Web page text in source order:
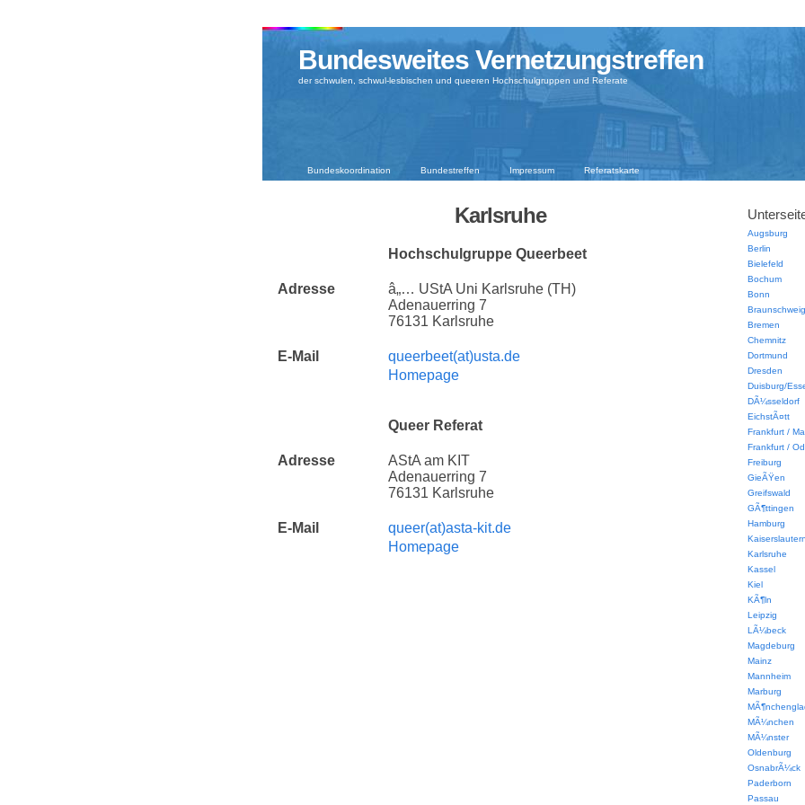
Bundesweites Vernetzungstreffen
der schwulen, schwul-lesbischen und queeren Hochschulgruppen und Referate
Bundeskoordination Bundestreffen Impressum Referatskarte
Karlsruhe
Hochschulgruppe Queerbeet
Adresse
â„… UStA Uni Karlsruhe (TH)
Adenauerring 7
76131 Karlsruhe
E-Mail
queerbeet(at)usta.de
Homepage
Queer Referat
Adresse
AStA am KIT
Adenauerring 7
76131 Karlsruhe
E-Mail
queer(at)asta-kit.de
Homepage
Augsburg
Berlin
Bielefeld
Bochum
Bonn
Braunschweig
Bremen
Chemnitz
Dortmund
Dresden
Duisburg/
DÃ¼sseldorf
EichstÃ¤tt
Frankfurt /
Frankfurt /
Freiburg
GieÃŸen
Greifswald
GÃ¶ttingen
Hamburg
Kaiserslautern
Karlsruhe
Kassel
Kiel
KÃ¶ln
Leipzig
LÃ¼beck
Magdeburg
Mainz
Mannheim
Marburg
MÃ¼nchen
MÃ¼nster
Oldenburg
OsnabrÃ¼ck
Paderborn
Passau